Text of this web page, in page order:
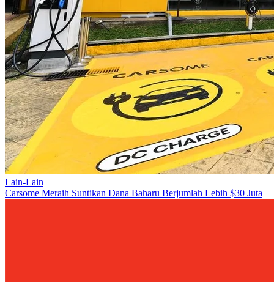
Lain-Lain
Carsome Meraih Suntikan Dana Baharu Berjumlah Lebih $30 Juta